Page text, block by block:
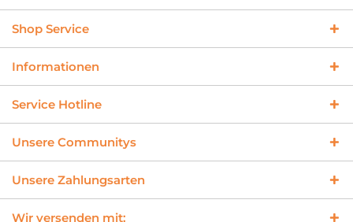
Shop Service
Informationen
Service Hotline
Unsere Communitys
Unsere Zahlungsarten
Wir versenden mit: